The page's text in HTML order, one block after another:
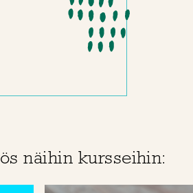
näihin kursseihin: